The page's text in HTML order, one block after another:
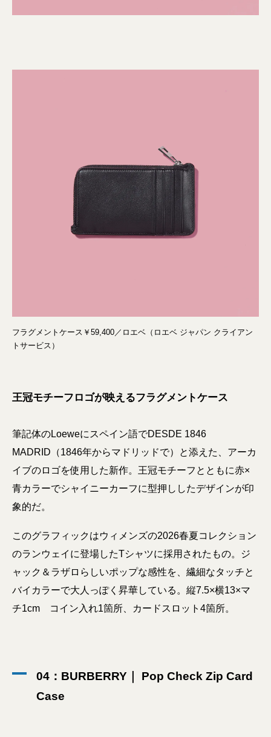
フラグメントケース￥59,400／ロエベ（ロエベ ジャパン クライアン
トサービス）
王冠モチーフロゴが映えるフラグメントケース
筆記体のLoeweにスペイン語でDESDE 1846
MADRID（1846年からマドリッドで）と添えた、アーカ
イブのロゴを使用した新作。王冠モチーフとともに赤×
青カラーでシャイニーカーフに型押ししたデザインが印
象的だ。
このグラフィックはウィメンズの2026春夏コレクション
のランウェイに登場したTシャツに採用されたもの。ジ
ャック＆ラザロらしいポップな感性を、繊細なタッチと
バイカラーで大人っぽく昇華している。縦7.5×横13×マ
チ1cm コイン入れ1箇所、カードスロット4箇所。
04：BURBERRY｜ Pop Check Zip Card
Case